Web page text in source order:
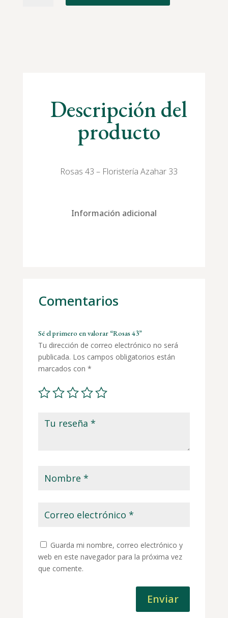
Descripción del
producto
Rosas 43 – Floristería Azahar 33
Información adicional
Comentarios
Sé el primero en valorar “Rosas 43”
Tu dirección de correo electrónico no será
publicada. Los campos obligatorios están
marcados con *
Guarda mi nombre, correo electrónico y
web en este navegador para la próxima vez
que comente.
Enviar